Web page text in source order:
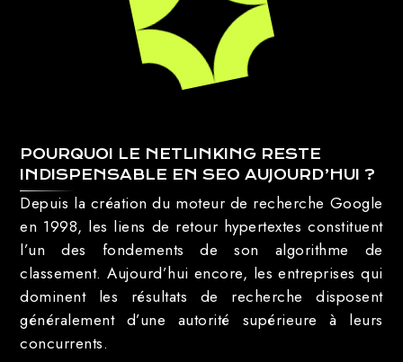
POURQUOI LE NETLINKING RESTE
INDISPENSABLE EN SEO AUJOURD’HUI ?
Depuis la création du moteur de recherche Google
en 1998, les liens de retour hypertextes constituent
l’un des fondements de son algorithme de
classement. Aujourd’hui encore, les entreprises qui
dominent les résultats de recherche disposent
généralement d’une autorité supérieure à leurs
concurrents.